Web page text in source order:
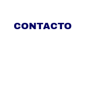
CONTACTO